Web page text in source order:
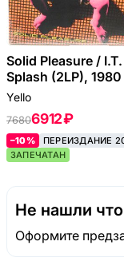
Solid Pleasure / I.T.
Splash (2LP), 1980
Yello
76806912 ₽
–10%
ПЕРЕИЗДАНИЕ
ЗАПЕЧАТАН
Не нашли
Оформите